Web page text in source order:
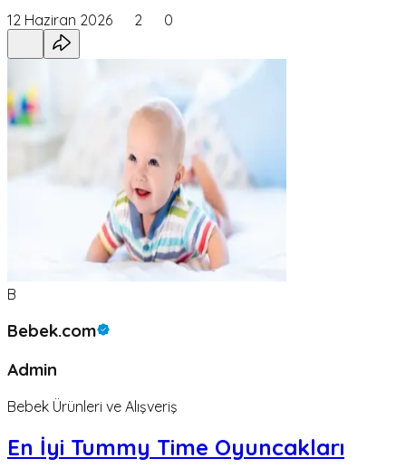
12 Haziran 2026 2 0
B
Bebek.com
Admin
Bebek Ürünleri ve Alışveriş
En İyi Tummy Time Oyuncakları